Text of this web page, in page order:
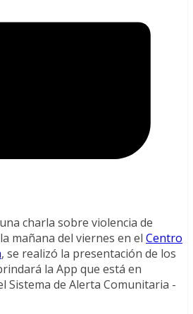
charla sobre violencia de
mañana del viernes en el Centro
, se realizó la presentación de los
la App que está en
Sistema de Alerta Comunitaria -